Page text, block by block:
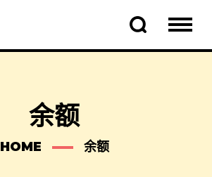
余额
HOME 余额